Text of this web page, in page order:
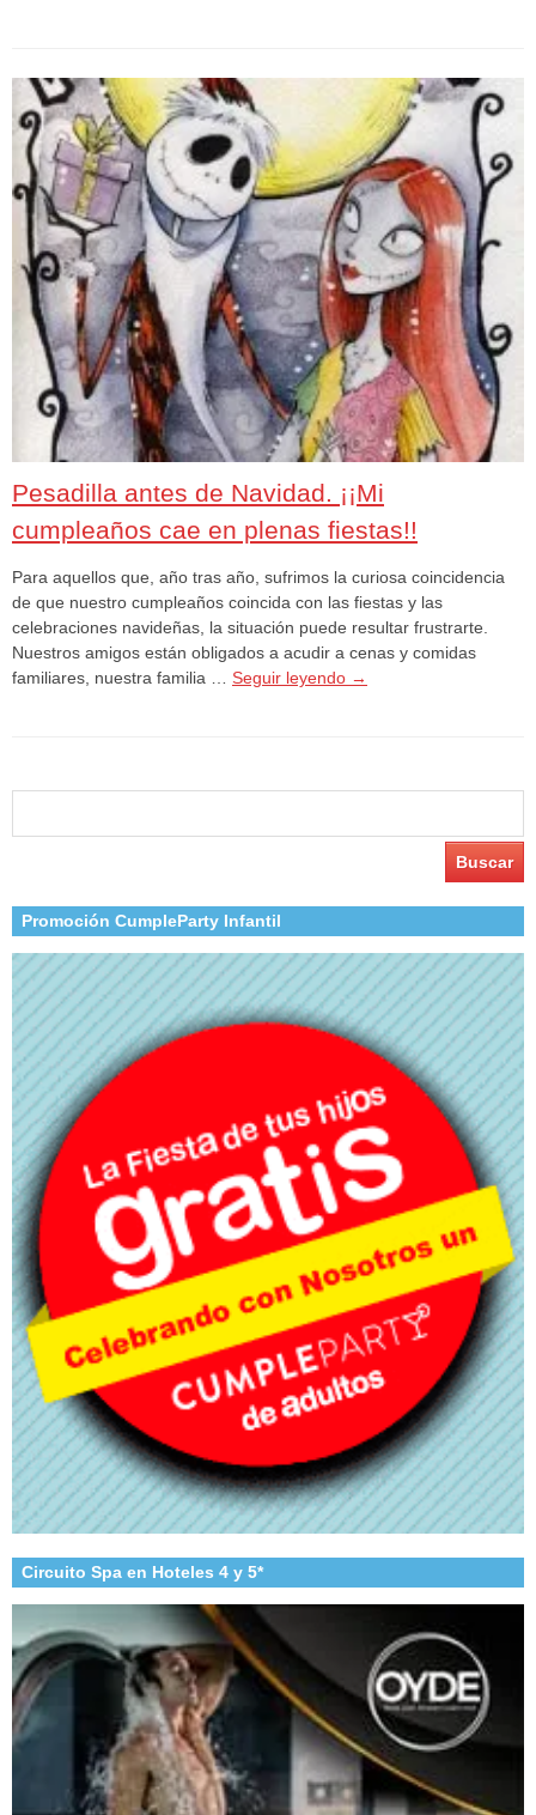
Pesadilla antes de Navidad. ¡¡Mi
cumpleaños cae en plenas fiestas!!
Para aquellos que, año tras año, sufrimos la curiosa coincidencia
de que nuestro cumpleaños coincida con las fiestas y las
celebraciones navideñas, la situación puede resultar frustrarte.
Nuestros amigos están obligados a acudir a cenas y comidas
familiares, nuestra familia … Seguir leyendo →
Promoción CumpleParty Infantil
Circuito Spa en Hoteles 4 y 5*